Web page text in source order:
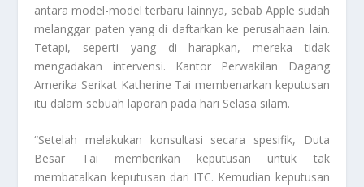
antara model-model terbaru lainnya, sebab Apple sudah
melanggar paten yang di daftarkan ke perusahaan lain.
Tetapi, seperti yang di harapkan, mereka tidak
mengadakan intervensi. Kantor Perwakilan Dagang
Amerika Serikat Katherine Tai membenarkan keputusan
itu dalam sebuah laporan pada hari Selasa silam.
“Setelah melakukan konsultasi secara spesifik, Duta
Besar Tai memberikan keputusan untuk tak
membatalkan keputusan dari ITC. Kemudian keputusan